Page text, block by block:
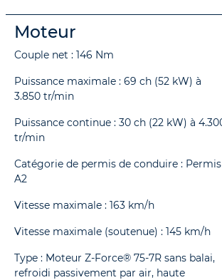
Moteur
Couple net : 146 Nm
Puissance maximale : 69 ch (52 kW) à
3.850 tr/min
Puissance continue : 30 ch (22 kW) à
tr/min
Catégorie de permis de conduire : Permis
A2
Vitesse maximale : 163 km/h
Vitesse maximale (soutenue) : 145 km/h
Type : Moteur Z-Force® 75-7R sans balai,
refroidi passivement par air, haute